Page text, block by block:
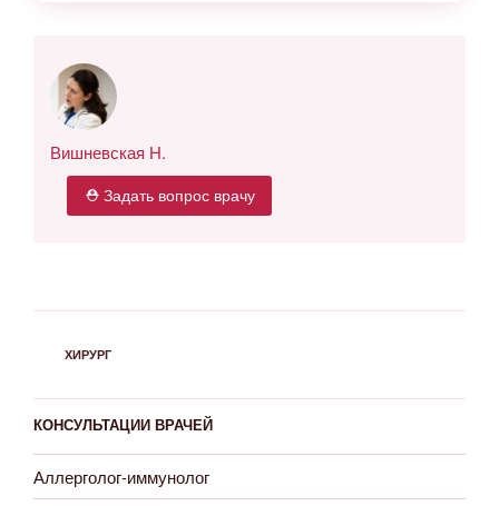
Вишневская Н.
⛑ Задать вопрос врачу
РУБРИКИ
ХИРУРГ
КОНСУЛЬТАЦИИ ВРАЧЕЙ
Аллерголог-иммунолог